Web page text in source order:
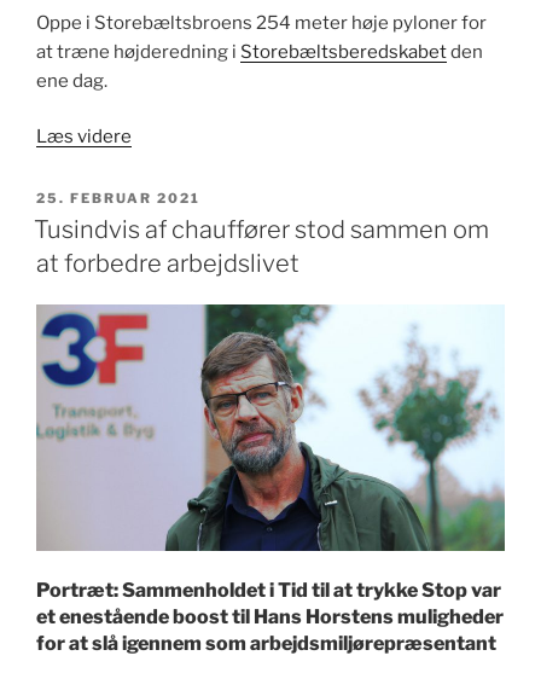
Oppe i Storebæltsbroens 254 meter høje pyloner for
at træne højderedning i Storebæltsberedskabetden
ene dag.
Læs videre
skal
man
lige
UDGIVET
DEN
25. FEBRUAR 2021
Tusindvis af chauffører stod sammen om
at forbedre arbejdslivet
Portræt: Sammenholdet i Tid til at trykke Stop var
et enestående boost til Hans Horstens muligheder
for at slå igennem som arbejdsmiljørepræsentant